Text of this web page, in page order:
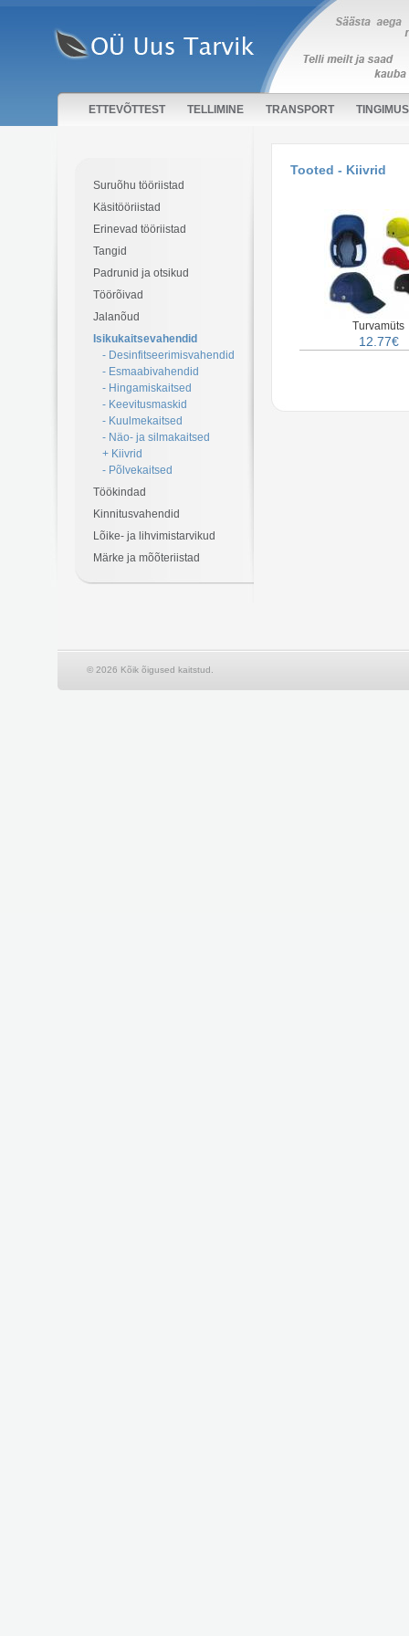
ETTEVÕTTEST TELLIMINE TRANSPORT
Suruõhu tööriistad
Käsitööriistad
Erinevad tööriistad
Tangid
Padrunid ja otsikud
Töörõivad
Jalanõud
Isikukaitsevahendid
- Desinfitseerimisvahendid
- Esmaabivahendid
- Hingamiskaitsed
- Keevitusmaskid
- Kuulmekaitsed
- Näo- ja silmakaitsed
+ Kiivrid
- Põlvekaitsed
Töökindad
Kinnitusvahendid
Lõike- ja lihvimistarvikud
Märke ja mõõteriistad
Tooted - Kiivrid
Turvamüts
12.77€
© 2026 Kõik õigused kaitstud.